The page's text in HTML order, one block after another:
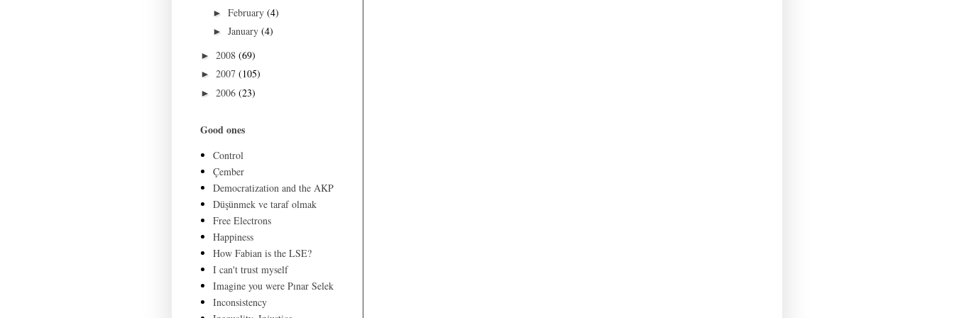
► February (4)
► January (4)
► 2008 (69)
► 2007 (105)
► 2006 (23)
Good ones
Control
Çember
Democratization and the AKP
Düşünmek ve taraf olmak
Free Electrons
Happiness
How Fabian is the LSE?
I can't trust myself
Imagine you were Pınar Selek
Inconsistency